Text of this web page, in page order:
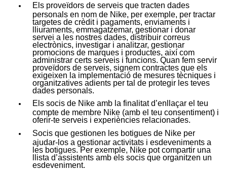
Els proveïdors de serveis que tracten dades
personals en nom de Nike, per exemple, per tractar
targetes de crèdit i pagaments, enviaments i
lliuraments, emmagatzemar, gestionar i donar
servei a les nostres dades, distribuir correus
electrònics, investigar i analitzar, gestionar
promocions de marques i productes, així com
administrar certs serveis i funcions. Quan fem servir
proveïdors de serveis, signem contractes que els
exigeixen la implementació de mesures tècniques i
organitzatives adients per tal de protegir les teves
dades personals.
Els socis de Nike amb la finalitat d’enllaçar el teu
compte de membre Nike (amb el teu consentiment) i
oferir-te serveis i experiències relacionades.
Socis que gestionen les botigues de Nike per
ajudar-los a gestionar activitats i esdeveniments a
les botigues. Per exemple, Nike pot compartir una
llista d’assistents amb els socis que organitzen un
esdeveniment.